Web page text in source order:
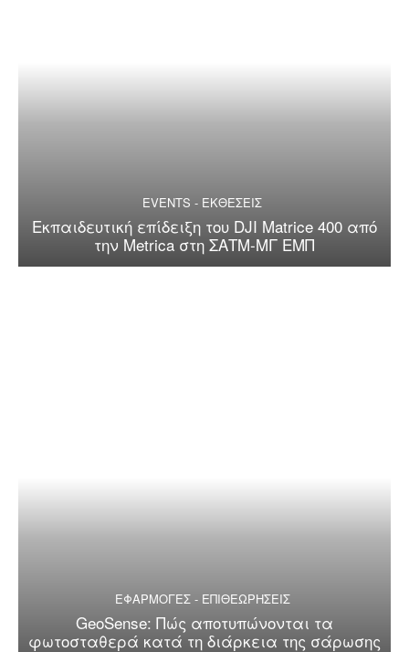
EVENTS - ΕΚΘΕΣΕΙΣ
Εκπαιδευτική επίδειξη του DJI Matrice 400 από
την Metrica στη ΣΑΤΜ-ΜΓ ΕΜΠ
ΕΦΑΡΜΟΓΕΣ - ΕΠΙΘΕΩΡΗΣΕΙΣ
GeoSense: Πώς αποτυπώνονται τα
φωτοσταθερά κατά τη διάρκεια της σάρωσης